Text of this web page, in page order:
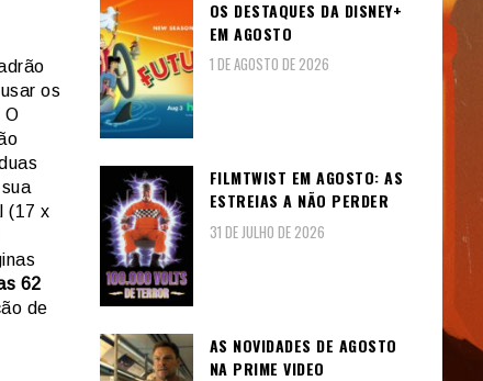
os
O
(17 x
62
de
OS DESTAQUES DA DISNEY+
EM AGOSTO
1 DE AGOSTO DE 2026
FILMTWIST EM AGOSTO: AS
ESTREIAS A NÃO PERDER
31 DE JULHO DE 2026
AS NOVIDADES DE AGOSTO
NA PRIME VIDEO